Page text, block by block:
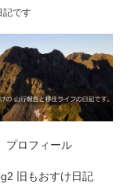
記です
プロフィール
旧もおすけ日記